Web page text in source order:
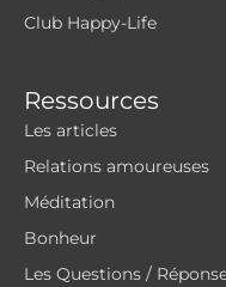
Club Happy-Life
Ressources
Les articles
Relations amoureuses
Méditation
Bonheur
Les Questions /